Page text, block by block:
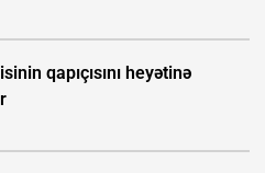
qapıçısını heyətinə